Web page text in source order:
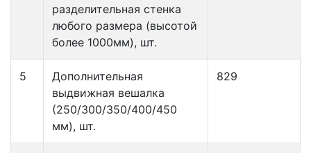
разделительная стенка
любого размера (высотой
более 1000мм), шт.
5
Дополнительная
выдвижная вешалка
(250/300/350/400/450
мм), шт.
829